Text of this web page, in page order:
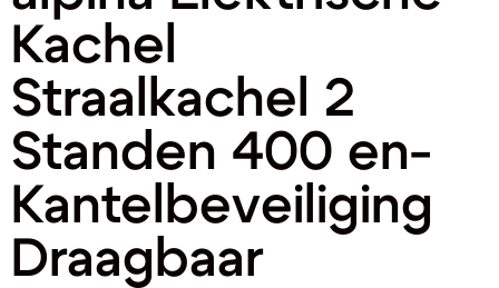
Kachel
Straalkachel 2
Standen 400 en-
Kantelbeveiliging
Draagbaar